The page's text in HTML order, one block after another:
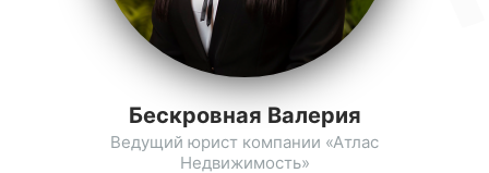
Бескровная Валерия
Ведущий юрист компании «Атлас
Недвижимость»